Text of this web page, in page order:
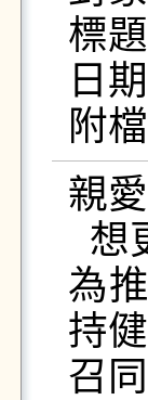
標
日
附
親
為
持
召